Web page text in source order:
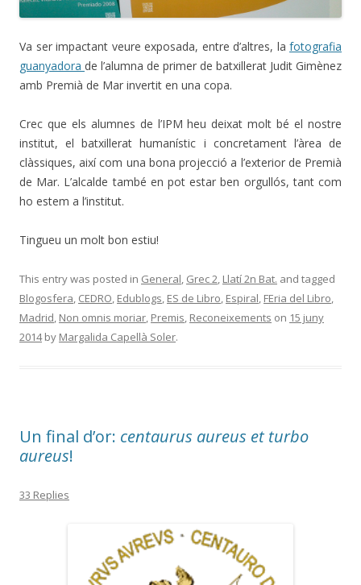
Va ser impactant veure exposada, entre d’altres, la fotografia
guanyadora de l’alumna de primer de batxillerat Judit Gimènez
amb Premià de Mar invertit en una copa.
Crec que els alumnes de l’IPM heu deixat molt bé el nostre
institut, el batxillerat humanístic i concretament l’àrea de
clàssiques, així com una bona projecció a l’exterior de Premià
de Mar. L’alcalde també en pot estar ben orgullós, tant com
ho estem a l’institut.
Tingueu un molt bon estiu!
This entry was posted in General, Grec 2, Llatí 2n Bat. and tagged
Blogosfera, CEDRO, Edublogs, ES de Libro, Espiral, FEria del Libro,
Madrid, Non omnis moriar, Premis, Reconeixements on 15 juny
2014by Margalida Capellà Soler.
Un final d’or: centaurus aureus et turbo
aureus!
33 Replies